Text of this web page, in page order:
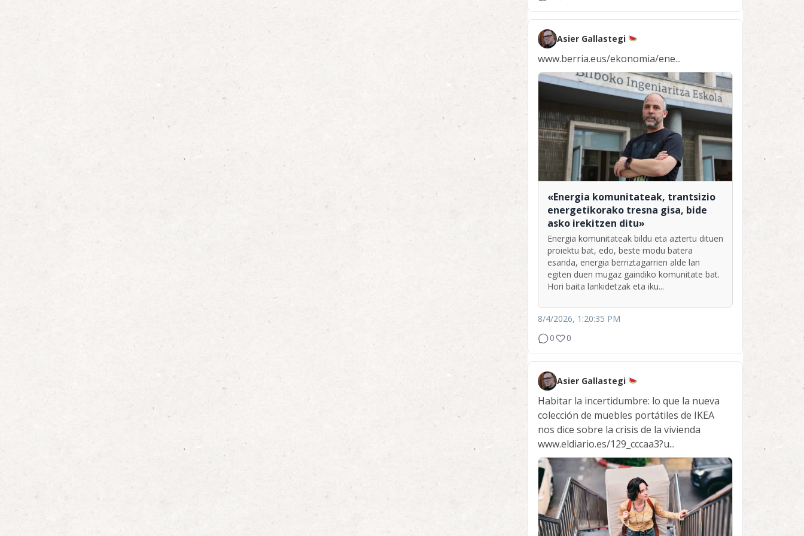
Asier Gallastegi
www.berria.eus/ekonomia/ene...
«Energia komunitateak, trantsizio
energetikorako tresna gisa, bide
asko irekitzen ditu»
Energia komunitateak bildu eta aztertu dituen
proiektu bat, edo, beste modu batera
esanda, energia berriztagarrien alde lan
egiten duen mugaz gaindiko komunitate bat.
Hori baita lankidetzak eta iku...
8/4/2026, 1:20:35 PM
0
0
Asier Gallastegi
Habitar la incertidumbre: lo que la nueva
colección de muebles portátiles de IKEA
nos dice sobre la crisis de la vivienda
www.eldiario.es/129_cccaa3?u...